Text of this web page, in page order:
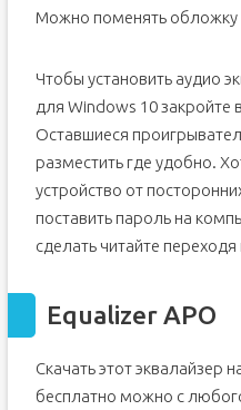
Можно поменять обложку
Чтобы установить аудио
для Windows 10 закройте
Оставшиеся
разместить где удобно.
устройство от
поставить пароль на
сделать читайте
Equalizer APO
Скачать этот эквалайзер
бесплатно можно с